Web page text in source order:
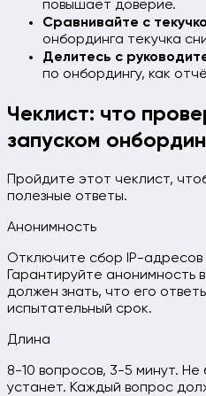
повышает доверие.
Сравнивайте с
онбординга текучка
Делитесь с
по онбордингу, как
Чеклист: что
запуском
Пройдите этот чеклист,
полезные ответы.
Анонимность
Отключите сбор IP-адресов
Гарантируйте анонимность
должен знать, что его
испытательный срок.
Длина
8-10 вопросов, 3-5 минут.
устанет. Каждый вопрос